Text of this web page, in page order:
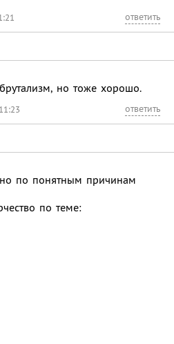
ответить
но тоже хорошо.
ответить
по понятным причинам
по теме: